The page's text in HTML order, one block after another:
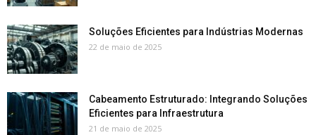
Soluções Eficientes para Indústrias Modernas
22 de maio de 2025
Cabeamento Estruturado: Integrando Soluções
Eficientes para Infraestrutura
21 de maio de 2025